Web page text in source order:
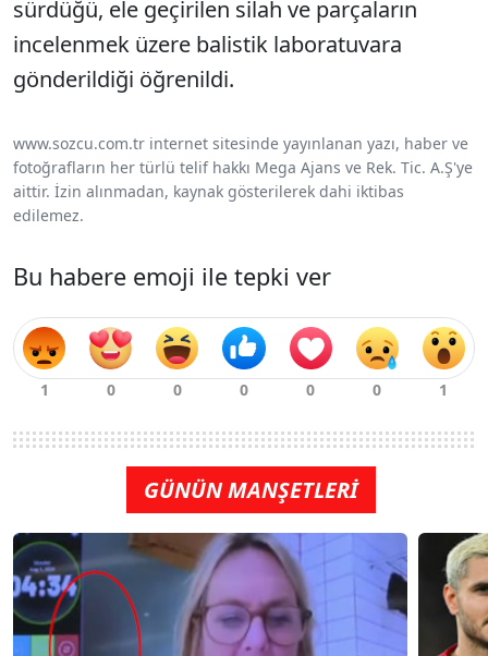
sürdüğü, ele geçirilen silah ve parçaların
incelenmek üzere balistik laboratuvara
gönderildiği öğrenildi.
www.sozcu.com.tr internet sitesinde yayınlanan yazı, haber ve
fotoğrafların her türlü telif hakkı Mega Ajans ve Rek. Tic. A.Ş'ye
aittir. İzin alınmadan, kaynak gösterilerek dahi iktibas
edilemez.
Bu habere emoji ile tepki ver
GÜNÜN MANŞETLERİ